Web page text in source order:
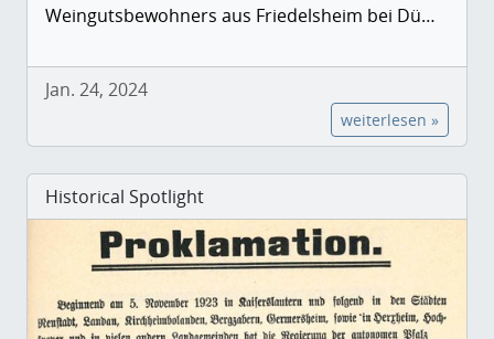
Weingutsbewohners aus Friedelsheim bei Dü…
Jan. 24, 2024
weiterlesen »
Historical Spotlight